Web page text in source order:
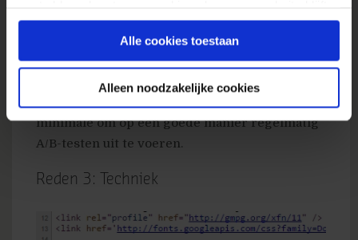
gebruiken.
Alle cookies toestaan
Alleen noodzakelijke cookies
Doordat cookies worden verwijderd zullen je
testpopulaties elke dag verder vervuilen,
waardoor de resultaten op een gegeven
moment niet meer verschillen. In praktijk is
minimale om op een goede manier regelmatig
A/B-testen uit te voeren.
Reden 3: Techniek